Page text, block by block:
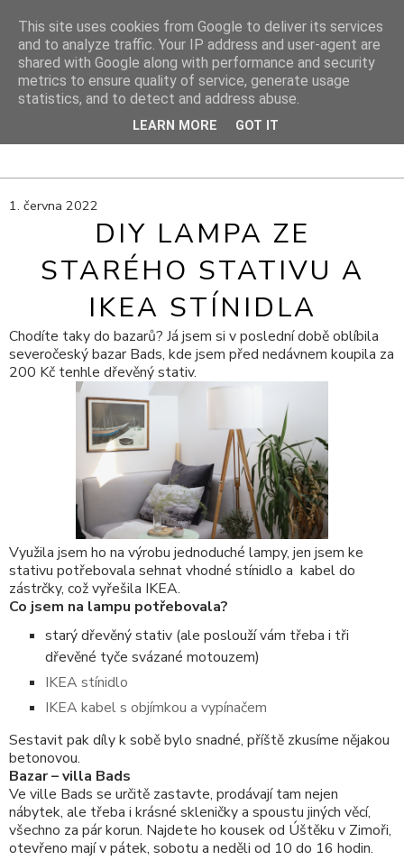
DIY PROJEKTY
DIY blog s návody, výtvarnými tipy a cestami za inspirací
1. června 2022
DIY LAMPA ZE
STARÉHO STATIVU A
IKEA STÍNIDLA
Chodíte taky do bazarů? Já jsem si v poslední době oblíbila
severočeský bazar Bads, kde jsem před nedávnem koupila za
200 Kč tenhle dřevěný stativ.
Využila jsem ho na výrobu jednoduché lampy, jen jsem ke
stativu potřebovala sehnat vhodné stínidlo a kabel do
zástrčky, což vyřešila IKEA.
Co jsem na lampu potřebovala?
starý dřevěný stativ (ale poslouží vám třeba i tři
dřevěné tyče svázané motouzem)
IKEA stínidlo
IKEA kabel s objímkou a vypínačem
Sestavit pak díly k sobě bylo snadné, příště zkusíme nějakou
betonovou.
Bazar – villa Bads
Ve ville Bads se určitě zastavte, prodávají tam nejen
nábytek, ale třeba i krásné skleničky a spoustu jiných věcí,
všechno za pár korun. Najdete ho kousek od Úštěku v Zimoři,
otevřeno mají v pátek, sobotu a neděli od 10 do 16 hodin.
This site uses cookies from Google to deliver its services
and to analyze traffic. Your IP address and user-agent are
shared with Google along with performance and security
metrics to ensure quality of service, generate usage
statistics, and to detect and address abuse.
LEARN MORE GOT IT